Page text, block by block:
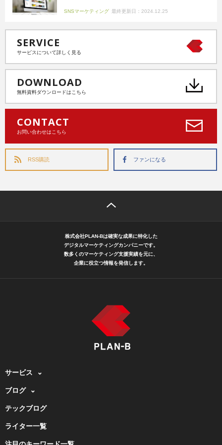
SNSマーケティング 最終更新日：2024.12.25
SERVICE
サービスについて詳しく見る
DOWNLOAD
無料資料ダウンロードはこちら
CONTACT
お問い合わせはこちら
RSS購読 ファンになる
株式会社PLAN-Bは確実な成果に特化した
デジタルマーケティングカンパニーです。
数多くのマーケティング支援実績を元に、
企業に役立つ情報を発信します。
サービス
ブログ
テックブログ
ライター一覧